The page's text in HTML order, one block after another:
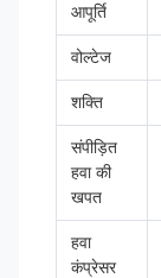
आपूर्ति
वोल्टेज
शक्ति
संपीड़ित
हवा की
खपत
हवा
कंप्रेसर